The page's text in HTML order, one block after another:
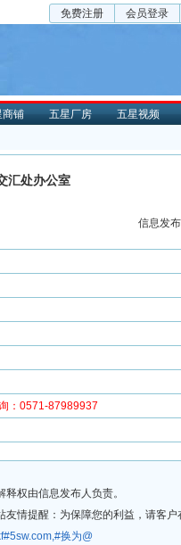
免费注册 会员登录
商铺 五星厂房 五星视频
汇处办公室
信息发
：0571-87989937
权由信息发布人负责。
情提醒：为保障您的利益，请客户
换为@